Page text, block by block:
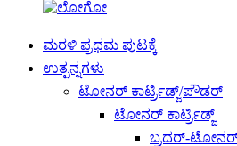
ಮರಳಿ ಪ್ರಥಮ ಪುಟಕ್ಕೆ
ಉತ್ಪನ್ನಗಳು
ಟೋನರ್ ಕಾರ್ಟ್ರಿಡ್ಜ್/ಪೌಡರ್
ಟೋನರ್ ಕಾರ್ಟ್ರಿಡ್ಜ್
ಬ್ರದರ್-ಟೋನರ್